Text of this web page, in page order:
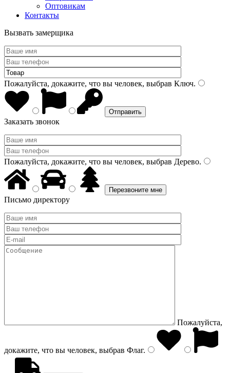
Оптовикам
Контакты
Вызвать замерщика
Пожалуйста, докажите, что вы человек, выбрав Ключ.
Заказать звонок
Пожалуйста, докажите, что вы человек, выбрав Дерево.
Письмо директору
Пожалуйста,
докажите, что вы человек, выбрав Флаг.